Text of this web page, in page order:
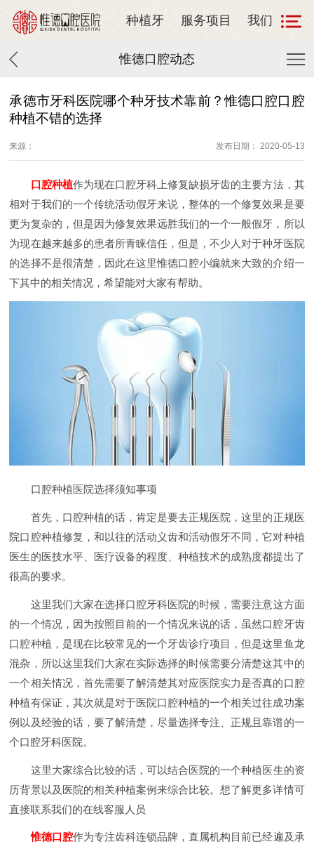
种植牙 服务项目 我们
惟德口腔动态
承德市牙科医院哪个种牙技术靠前？惟德口腔口腔
种植不错的选择
来源： 发布日期： 2020-05-13
口腔种植作为现在口腔牙科上修复缺损牙齿的主要方法，其
相对于我们的一个传统活动假牙来说，整体的一个修复效果是要
更为复杂的，但是因为修复效果远胜我们的一个一般假牙，所以
为现在越来越多的患者所青睐信任，但是，不少人对于种牙医院
的选择不是很清楚，因此在这里惟德口腔小编就来大致的介绍一
下其中的相关情况，希望能对大家有帮助。
口腔种植医院选择须知事项
首先，口腔种植的话，肯定是要去正规医院，这里的正规医
院口腔种植修复，和以往的活动义齿和活动假牙不同，它对种植
医生的医技水平、医疗设备的程度、种植技术的成熟度都提出了
很高的要求。
这里我们大家在选择口腔牙科医院的时候，需要注意这方面
的一个情况，因为按照目前的一个情况来说的话，虽然口腔牙齿
口腔种植，是现在比较常见的一个牙齿诊疗项目，但是这里鱼龙
混杂，所以这里我们大家在实际选择的时候需要分清楚这其中的
一个相关情况，首先需要了解清楚其对应医院实力是否真的口腔
种植有保证，其次就是对于医院口腔种植的一个相关过往成功案
例以及经验的话，要了解清楚，尽量选择专注、正规且靠谱的一
个口腔牙科医院。
这里大家综合比较的话，可以结合医院的一个种植医生的资
历背景以及医院的相关种植案例来综合比较。想了解更多详情可
直接联系我们的在线客服人员
惟德口腔作为专注齿科连锁品牌，直属机构目前已经遍及承